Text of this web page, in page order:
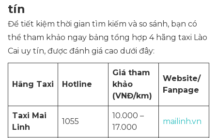
tín
Để tiết kiệm thời gian tìm kiếm và so sánh, bạn có
thể tham khảo ngay bảng tổng hợp 4 hãng taxi Lào
Cai uy tín, được đánh giá cao dưới đây:
Hãng Taxi Hotline
Giá tham
khảo
(VNĐ/km)
Website/
Fanpage
Taxi Mai
Linh
1055
10.000 –
17.000
mailinh.vn